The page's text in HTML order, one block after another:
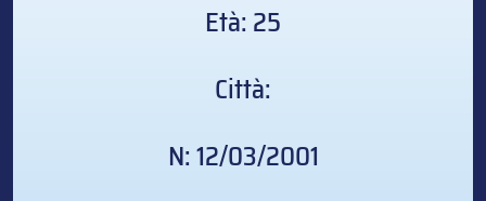
Età: 25
Città:
N: 12/03/2001